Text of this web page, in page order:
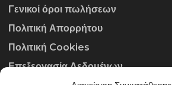
Γενικοί όροι πωλήσεων
Πολιτική Απορρήτου
Πολιτική Cookies
Επεξεργασία Δεδομένων